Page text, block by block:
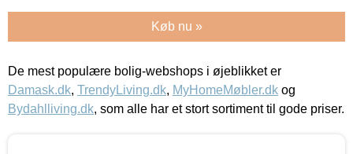
Køb nu »
De mest populære bolig-webshops i øjeblikket er
Damask.dk, TrendyLiving.dk, MyHomeMøbler.dk og
Bydahlliving.dk, som alle har et stort sortiment til gode priser.